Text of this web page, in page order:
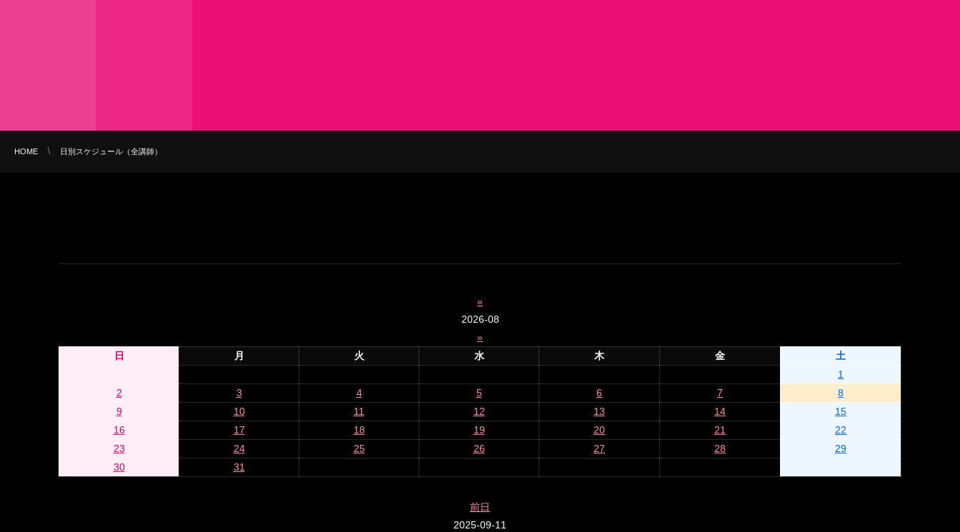
HOME 日別スケジュール（全講師）
«
2026-08
»
日
月 火 水 木 金
土
1
2
3 4 5 6 7
8
9
10 11 12 13 14
15
16
17 18 19 20 21
22
23
24 25 26 27 28
29
30
31
前日
2025-09-11